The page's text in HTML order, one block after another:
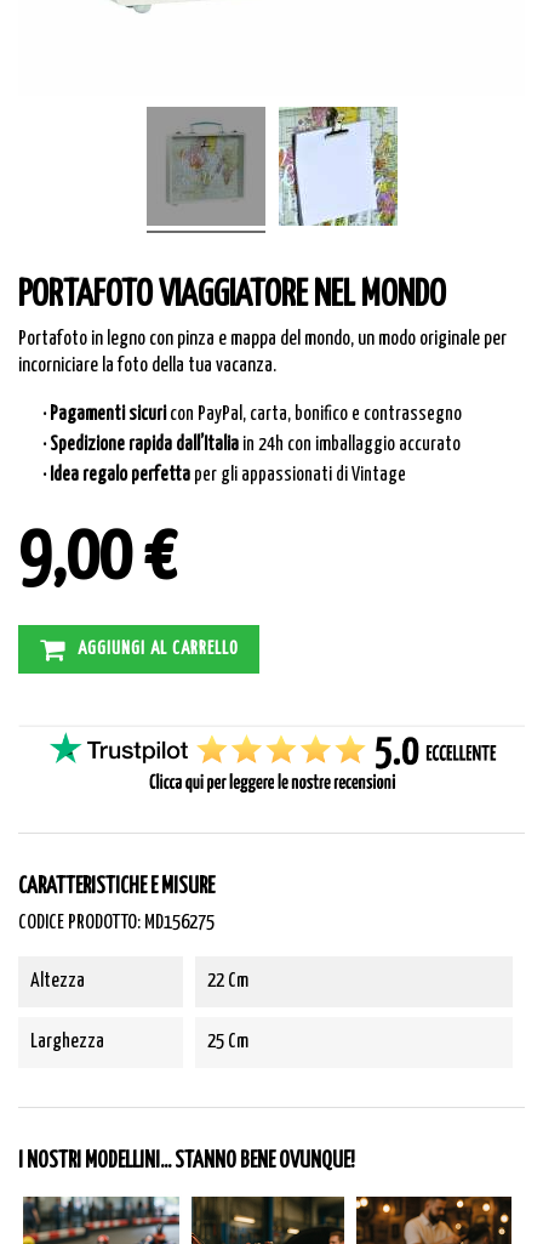
PORTAFOTO VIAGGIATORE NEL MONDO
Portafoto in legno con pinza e mappa del mondo, un modo originale per
incorniciare la foto della tua vacanza.
· Pagamenti sicuri con PayPal, carta, bonifico e contrassegno
· Spedizione rapida dall’Italia in 24h con imballaggio accurato
· Idea regalo perfetta per gli appassionati di Vintage
9,00 €
AGGIUNGI AL CARRELLO
CARATTERISTICHE E MISURE
CODICE PRODOTTO: MD156275
Altezza 22 Cm
Larghezza 25 Cm
I NOSTRI MODELLINI... STANNO BENE OVUNQUE!